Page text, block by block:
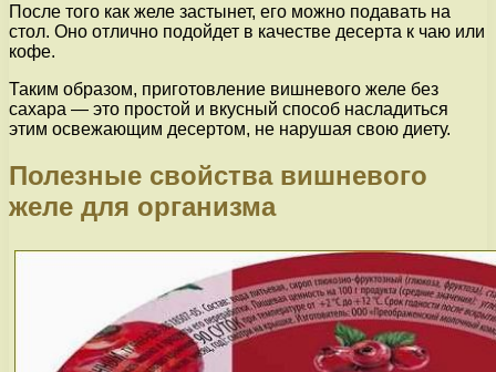
После того как желе застынет, его можно подавать на
стол. Оно отлично подойдет в качестве десерта к чаю или
кофе.
Таким образом, приготовление вишневого желе без
сахара — это простой и вкусный способ насладиться
этим освежающим десертом, не нарушая свою диету.
Полезные свойства вишневого
желе для организма